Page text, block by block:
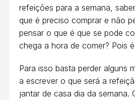
refeições para a semana,
que é preciso comprar e não
pensar o que é que se pode
chega a hora de comer? Pois
Para isso basta perder alguns
a escrever o que será a
jantar de casa dia da semana.